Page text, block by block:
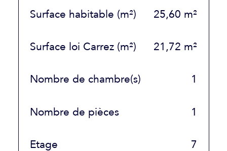
Surface habitable (m²) 25,60 m²
Surface loi Carrez (m²) 21,72 m²
Nombre de chambre(s) 1
Nombre de pièces 1
Etage 7